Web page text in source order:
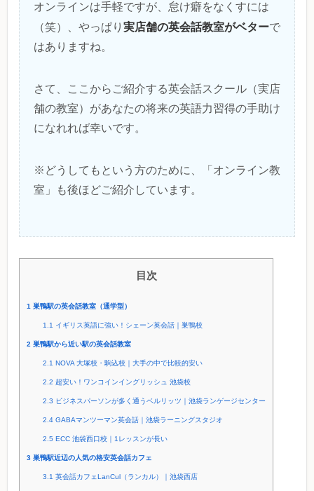
オンラインは手軽ですが、怠け癖をなくすには
（笑）、やっぱり 実店舗の英会話教室がベターで
はありますね。
さて、ここからご紹介する英会話スクール（実店
舗の教室）があなたの将来の英語力習得の手助け
になれれば幸いです。
※どうしてもという方のために、「オンライン教
室」も後ほどご紹介しています。
目次
1 巣鴨駅の英会話教室（通学型）
1.1 イギリス英語に強い！シェーン英会話｜巣鴨校
2 巣鴨駅から近い駅の英会話教室
2.1 NOVA 大塚校・駒込校｜大手の中で比較的安い
2.2 超安い！ワンコインイングリッシュ 池袋校
2.3 ビジネスパーソンが多く通うベルリッツ｜池袋ランゲージセンター
2.4GABAマンツーマン英会話｜池袋ラーニングスタジオ
2.5 ECC 池袋西口校｜1レッスンが長い
3 巣鴨駅近辺の人気の格安英会話カフェ
3.1 英会話カフェLanCul（ランカル）｜池袋西店